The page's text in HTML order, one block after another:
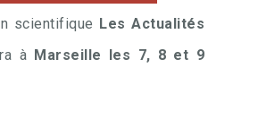
scientifique Les Actualités
à Marseille les 7, 8 et 9